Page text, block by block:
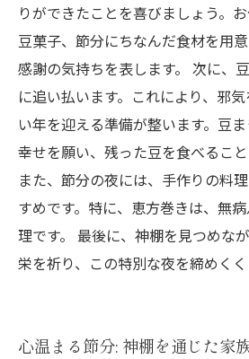
りができたことを喜びましょう。
豆菓子、節分にちなんだ食材を用
感謝の気持ちを表します。 次に、
に追い払います。これにより、邪
い年を迎える準備が整います。豆
幸せを願い、残った豆を食べること
また、節分の夜には、手作りの料
すめです。特に、恵方巻きは、無
理です。 最後に、神棚を見つめな
栄を祈り、この特別な夜を締めくく
心温まる節分: 神棚を通じた家